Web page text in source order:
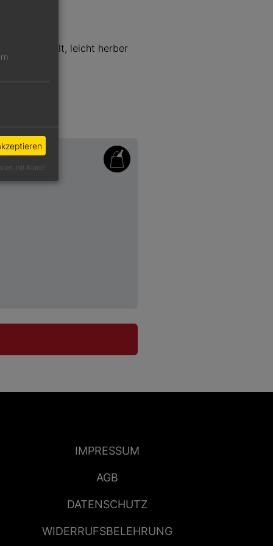
und verspielt, leicht herber
IMPRESSUM
AGB
DATENSCHUTZ
WIDERRUFSBELEHRUNG
mit Klaro!